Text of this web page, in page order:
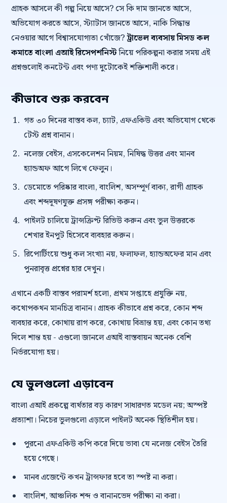
গ্রাহক আসলে কী গল্প নিয়ে আসে? সে কি দাম জানতে আসে,
অভিযোগ করতে আসে, স্ট্যাটাস জানতে আসে, নাকি সিদ্ধান্ত
নেওয়ার আগে বিশ্বাসযোগ্যতা খোঁজে?ট্রাভেল ব্যবসায় মিসড কল
কমাতে বাংলা এআই রিসেপশনিস্টনিয়ে পরিকল্পনা করার সময় এই
প্রশ্নগুলোই কনটেন্ট এবং পণ্য দুটোকেই শক্তিশালী করে।
কীভাবে শুরু করবেন
গত ৩০ দিনের বাস্তব কল, চ্যাট, এফএকিউ এবং অভিযোগ থেকে
টেস্ট প্রশ্ন বানান।
নলেজ বেইস, এসকেলেশন নিয়ম, নিষিদ্ধ উত্তর এবং মানব
হ্যান্ডঅফ আগে লিখে ফেলুন।
ডেমোতে পরিষ্কার বাংলা, বাংলিশ, অসম্পূর্ণ বাক্য, রাগী গ্রাহক
এবং শব্দদূষণযুক্ত প্রসঙ্গ পরীক্ষা করুন।
পাইলট চালিয়ে ট্রান্সক্রিপ্ট রিভিউ করুন এবং ভুল উত্তরকে
শেখার ইনপুট হিসেবে ব্যবহার করুন।
রিপোর্টিংয়ে শুধু কল সংখ্যা নয়, ফলাফল, হ্যান্ডঅফের মান এবং
পুনরাবৃত্ত প্রশ্নের হার দেখুন।
এখানে একটি বাস্তব পরামর্শ হলো, প্রথম সপ্তাহে প্রযুক্তি নয়,
কথোপকথন মানচিত্র বানান। গ্রাহক কীভাবে প্রশ্ন করে, কোন শব্দ
ব্যবহার করে, কোথায় রাগ করে, কোথায় বিভ্রান্ত হয়, এবং কোন তথ্য
দিলে শান্ত হয় - এগুলো জানলে এআই বাস্তবায়ন অনেক বেশি
নির্ভরযোগ্য হয়।
যে ভুলগুলো এড়াবেন
বাংলা এআই প্রকল্পে ব্যর্থতার বড় কারণ সাধারণত মডেল নয়; অস্পষ্ট
প্রত্যাশা। নিচের ভুলগুলো এড়ালে পাইলট অনেক স্থিতিশীল হয়।
পুরনো এফএকিউ কপি করে দিয়ে ভাবা যে নলেজ বেইস তৈরি
হয়ে গেছে।
মানব এজেন্টে কখন ট্রান্সফার হবে তা স্পষ্ট না করা।
বাংলিশ, আঞ্চলিক শব্দ ও বানানভেদ পরীক্ষা না করা।